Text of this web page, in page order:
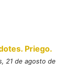
Priego.
21 de agosto de